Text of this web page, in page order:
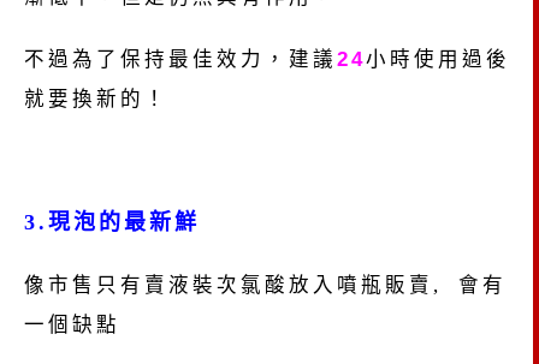
不過 為了保持最佳效力，建議 24小時使用過後
就要換新的！
3.現泡的最新鮮
像市售只有賣液裝次氯酸放入噴瓶販賣, 會有
一個缺點